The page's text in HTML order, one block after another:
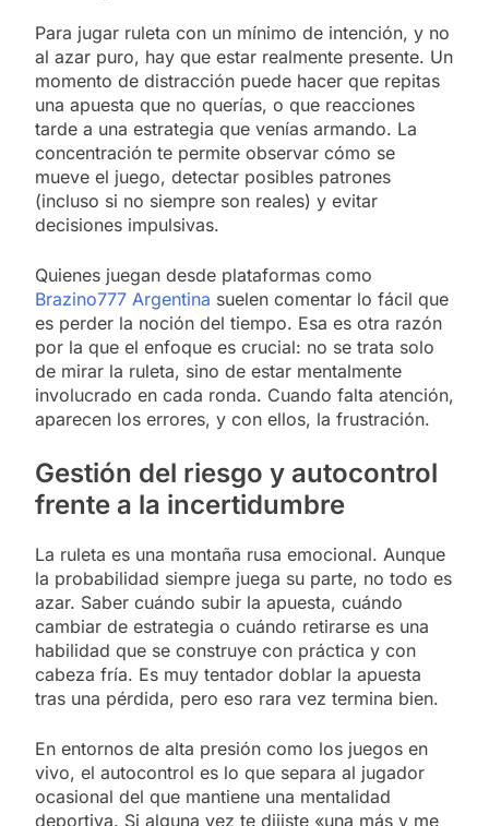
Para jugar ruleta con un mínimo de intención, y no
al azar puro, hay que estar realmente presente. Un
momento de distracción puede hacer que repitas
una apuesta que no querías, o que reacciones
tarde a una estrategia que venías armando. La
concentración te permite observar cómo se
mueve el juego, detectar posibles patrones
(incluso si no siempre son reales) y evitar
decisiones impulsivas.
Quienes juegan desde plataformas como
Brazino777 Argentina suelen comentar lo fácil que
es perder la noción del tiempo. Esa es otra razón
por la que el enfoque es crucial: no se trata solo
de mirar la ruleta, sino de estar mentalmente
involucrado en cada ronda. Cuando falta atención,
aparecen los errores, y con ellos, la frustración.
Gestión del riesgo y autocontrol
frente a la incertidumbre
La ruleta es una montaña rusa emocional. Aunque
la probabilidad siempre juega su parte, no todo es
azar. Saber cuándo subir la apuesta, cuándo
cambiar de estrategia o cuándo retirarse es una
habilidad que se construye con práctica y con
cabeza fría. Es muy tentador doblar la apuesta
tras una pérdida, pero eso rara vez termina bien.
En entornos de alta presión como los juegos en
vivo, el autocontrol es lo que separa al jugador
ocasional del que mantiene una mentalidad
deportiva. Si alguna vez te dijiste «una más y me